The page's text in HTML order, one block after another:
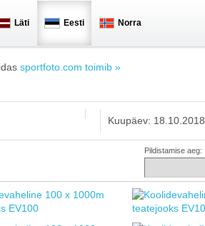
Läti Eesti Norra
sportfoto.com toimib »
Kuupäev: 18.10.2018
Pildistamise aeg: